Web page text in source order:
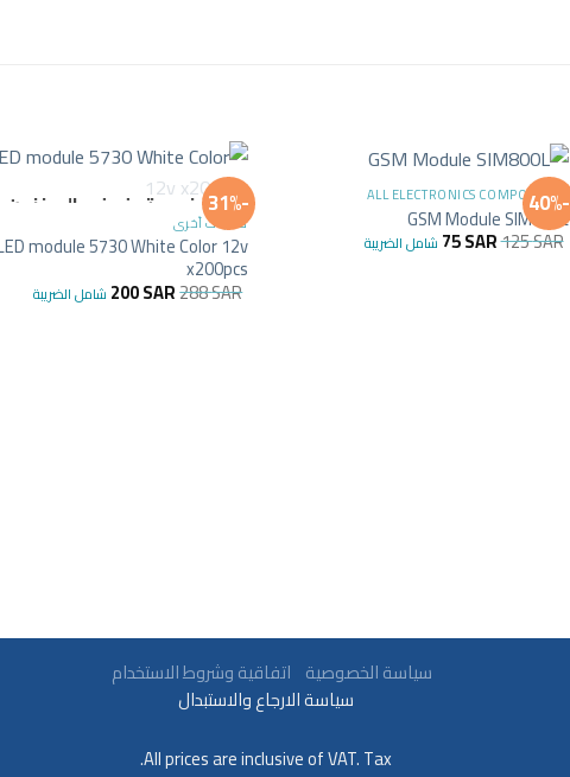
-40%
ALL ELECTRONICS COMPONENTS
GSM Module SIM800L
125SAR
75SAR شامل الضريبة
-31% غير متوفر في المخزون
منتجات أخرى
module 5730 White Color 12v
x200pcs
288SAR
200SAR شامل الضريبة
سياسة الخصوصية اتفاقية وشروط الاستخدام
سياسة الارجاع والاستبدال
All prices are inclusive of VAT. Tax.